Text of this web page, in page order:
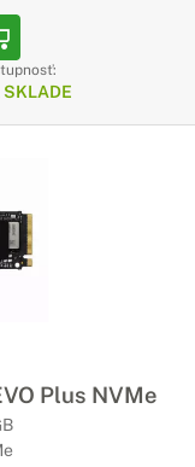
SKLADE
Plus NVMe